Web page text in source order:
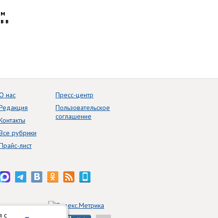
с
в
нас
рубрики
лист
Пресс-центр
Пользовательское
соглашение